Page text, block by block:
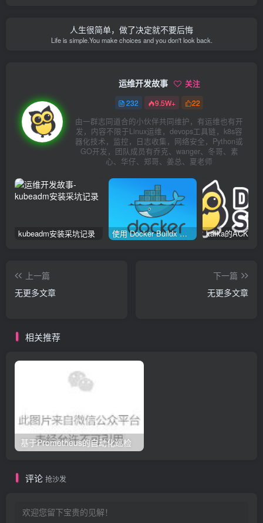
人生很简单，做了决定就不要后悔
Life is simple.You make choices and you don't look back.
运维开发故事 关注
232 9.5W+ 22
由一群志同道合的小伙伴共同维护，有运维也有开
发，内容不限于Linux运维，devops工具链，k8s容
器化技术，监控，日志收集，网络安全，Python或
GO开发，团队成员有乔克、wanger、冬哥、素
心、华仔、郑哥、姜总、夏老师
kubeadm安装采坑记录 使用 Docker Buildx 构建多种系统架构镜像
上一篇
无更多文章
下一篇
无更多文章
相关推荐
基于Prometheus的自动化巡检
评论 抢沙发